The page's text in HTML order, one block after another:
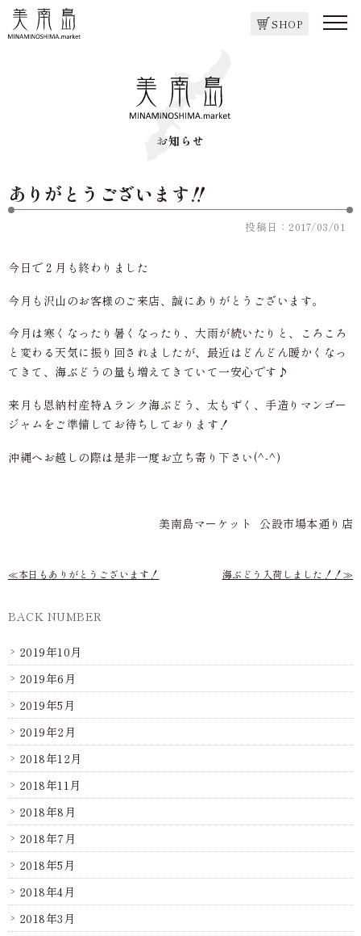
SHOP
お知らせ
ありがとうございます‼
投稿日：2017/03/01
今日で２月も終わりました
今月も沢山のお客様のご来店、誠にありがとうございます。
今月は寒くなったり暑くなったり、大雨が続いたりと、ころころ
と変わる天気に振り回されましたが、最近はどんどん暖かくなっ
てきて、海ぶどうの量も増えてきていて一安心です♪
来月も恩納村産特Ａランク海ぶどう、太もずく、手造りマンゴー
ジャムをご準備してお待ちしております！
沖縄へお越しの際は是非一度お立ち寄り下さい(^-^)
美南島マーケット 公設市場本通り店
本日もありがとうございます！ 海ぶどう入荷しました！！
BACK NUMBER
2019年10月
2019年6月
2019年5月
2019年2月
2018年12月
2018年11月
2018年8月
2018年7月
2018年5月
2018年4月
2018年3月